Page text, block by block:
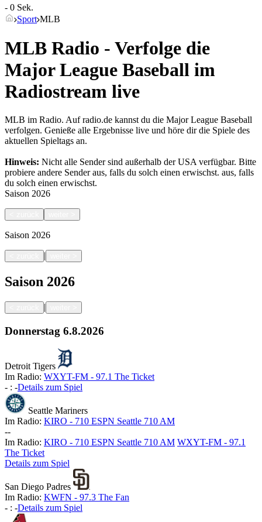
- 0 Sek.
Sport MLB
MLB Radio - Verfolge die
Major League Baseball im
Radiostream live
MLB im Radio. Auf radio.de kannst du die Major League Baseball
verfolgen. Genieße alle Ergebnisse live und höre dir die Spiele des
aktuellen Spieltags an.
Hinweis: Nicht alle Sender sind außerhalb der USA verfügbar. Bitte
probiere andere Sender aus, falls du solch einen erwischst. aus, falls
du solch einen erwischst.
Saison 2026
Saison 2026
|
Saison 2026
|
Donnerstag 6.8.2026
Detroit Tigers
Im Radio: WXYT-FM - 97.1 The Ticket
- : -Details zum Spiel
Seattle Mariners
Im Radio: KIRO - 710 ESPN Seattle 710 AM
--
Im Radio: KIRO - 710 ESPN Seattle 710 AM WXYT-FM - 97.1
The Ticket
Details zum Spiel
San Diego Padres
Im Radio: KWFN - 97.3 The Fan
- : -Details zum Spiel